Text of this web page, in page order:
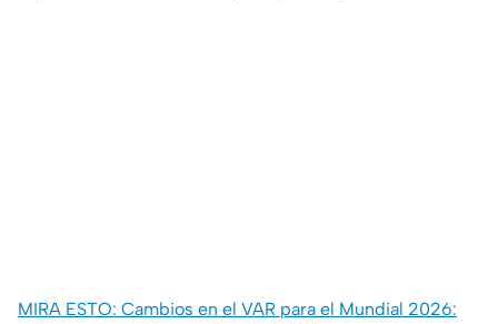
MIRA ESTO: Cambios en el VAR para el Mundial 2026: